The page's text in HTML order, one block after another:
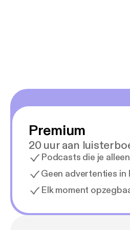
Premium
20 uur aan
Podcasts die je
Geen advertenties in
Elk moment